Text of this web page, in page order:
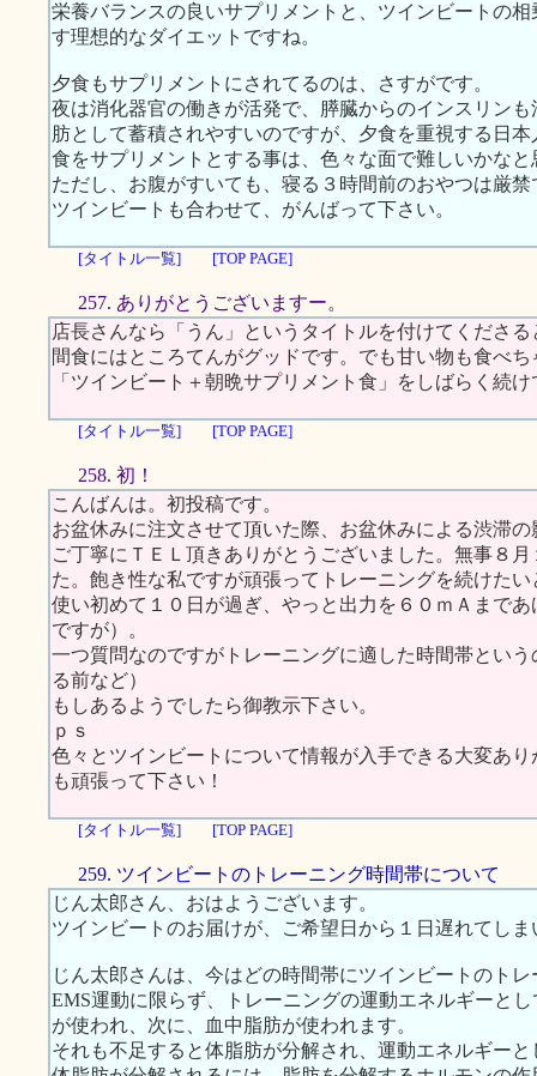
栄養バランスの良いサプリメントと、ツインビートの
す理想的なダイエットですね。
夕食もサプリメントにされてるのは、さすがです。
夜は消化器官の働きが活発で、膵臓からのインスリン
肪として蓄積されやすいのですが、夕食を重視する日
食をサプリメントとする事は、色々な面で難しいかな
ただし、お腹がすいても、寝る３時間前のおやつは厳禁
ツインビートも合わせて、がんばって下さい。
[タイトル一覧] [TOP PAGE]
257. ありがとうございますー。
店長さんなら「うん」というタイトルを付けてくださ
間食にはところてんがグッドです。でも甘い物も食べ
「ツインビート＋朝晩サプリメント食」をしばらく続
[タイトル一覧] [TOP PAGE]
258. 初！
こんばんは。初投稿です。
お盆休みに注文させて頂いた際、お盆休みによる渋滞
ご丁寧にＴＥＬ頂きありがとうございました。無事８
た。飽き性な私ですが頑張ってトレーニングを続けた
使い初めて１０日が過ぎ、やっと出力を６０ｍＡまで
ですが）。
一つ質問なのですがトレーニングに適した時間帯とい
る前など）
もしあるようでしたら御教示下さい。
ｐｓ
色々とツインビートについて情報が入手できる大変あ
も頑張って下さい！
[タイトル一覧] [TOP PAGE]
259. ツインビートのトレーニング時間帯について
じん太郎さん、おはようございます。
ツインビートのお届けが、ご希望日から１日遅れてし
じん太郎さんは、今はどの時間帯にツインビートのト
EMS運動に限らず、トレーニングの運動エネルギーと
が使われ、次に、血中脂肪が使われます。
それも不足すると体脂肪が分解され、運動エネルギー